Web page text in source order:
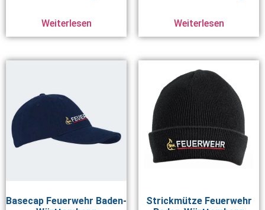
Weiterlesen Weiterlesen
Basecap Feuerwehr Baden-
Strickmütze Feuerwehr